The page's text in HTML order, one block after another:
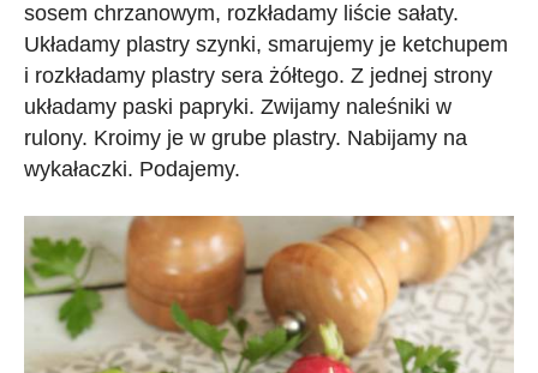
sosem chrzanowym, rozkładamy liście sałaty.
Układamy plastry szynki, smarujemy je ketchupem
i rozkładamy plastry sera żółtego. Z jednej strony
układamy paski papryki. Zwijamy naleśniki w
rulony. Kroimy je w grube plastry. Nabijamy na
wykałaczki. Podajemy.